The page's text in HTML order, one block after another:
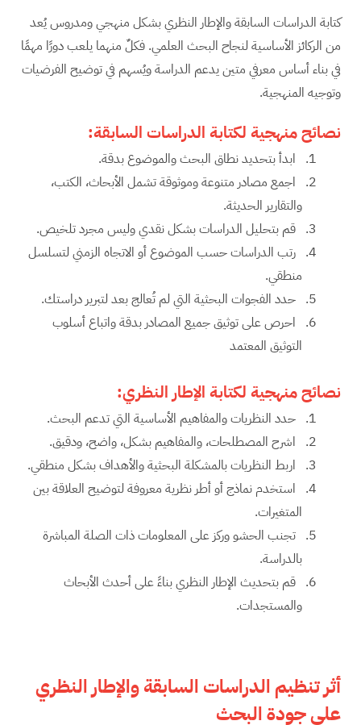
كتابة الدراسات السابقة والإطار النظري بشكل منهجي ومدروس يُعد
من الركائز الأساسية لنجاح البحث العلمي. فكلٌ منهما يلعب دورًا مهمًا
في بناء أساس معرفي متين يدعم الدراسة ويُسهم في توضيح الفرضيات
وتوجيه المنهجية.
نصائح منهجية لكتابة الدراسات السابقة:
ابدأ بتحديد نطاق البحث والموضوع بدقة.
اجمع مصادر متنوعة وموثوقة تشمل الأبحاث، الكتب،
والتقارير الحديثة.
قم بتحليل الدراسات بشكل نقدي وليس مجرد تلخيص.
رتب الدراسات حسب الموضوع أو الاتجاه الزمني لتسلسل
منطقي.
حدد الفجوات البحثية التي لم تُعالج بعد لتبرير دراستك.
احرص على توثيق جميع المصادر بدقة واتباع أسلوب
التوثيق المعتمد
نصائح منهجية لكتابة الإطار النظري:
حدد النظريات والمفاهيم الأساسية التي تدعم البحث.
اشرح المصطلحات، والمفاهيم بشكل، واضح، ودقيق.
اربط النظريات بالمشكلة البحثية والأهداف بشكل منطقي.
استخدم نماذج أو أطر نظرية معروفة لتوضيح العلاقة بين
المتغيرات.
تجنب الحشو وركز على المعلومات ذات الصلة المباشرة
بالدراسة.
قم بتحديث الإطار النظري بناءً على أحدث الأبحاث
والمستجدات.
أثر تنظيم الدراسات السابقة والإطار النظري
على جودة البحث